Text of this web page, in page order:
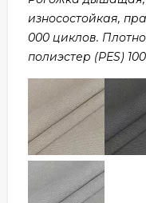
износостойкая,
000 циклов.
полиэстер (PES)